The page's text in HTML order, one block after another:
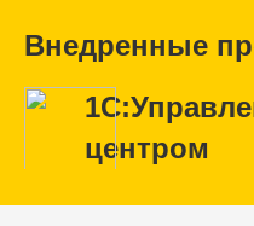
Внедренные
центром